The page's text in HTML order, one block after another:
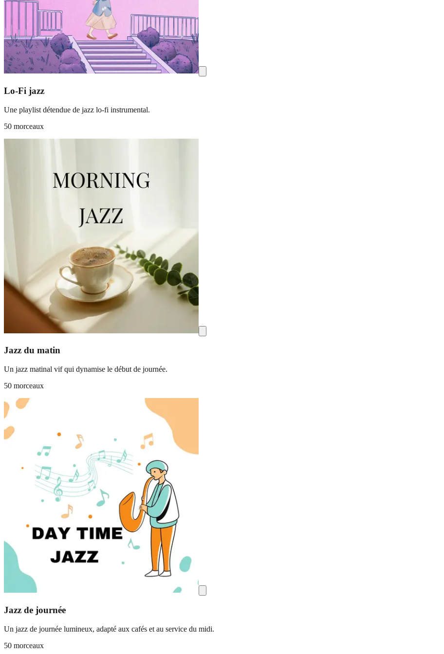
Lo-Fi jazz
Une playlist détendue de jazz lo-fi instrumental.
50 morceaux
Jazz du matin
Un jazz matinal vif qui dynamise le début de journée.
50 morceaux
Jazz de journée
Un jazz de journée lumineux, adapté aux cafés et au service du midi.
50 morceaux